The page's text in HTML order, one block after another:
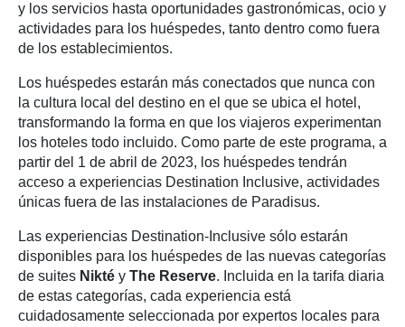
y los servicios hasta oportunidades gastronómicas, ocio y
actividades para los huéspedes, tanto dentro como fuera
de los establecimientos.
Los huéspedes estarán más conectados que nunca con
la cultura local del destino en el que se ubica el hotel,
transformando la forma en que los viajeros experimentan
los hoteles todo incluido. Como parte de este programa, a
partir del 1 de abril de 2023, los huéspedes tendrán
acceso a experiencias Destination Inclusive, actividades
únicas fuera de las instalaciones de Paradisus.
Las experiencias Destination-Inclusive sólo estarán
disponibles para los huéspedes de las nuevas categorías
de suites Nikté y The Reserve. Incluida en la tarifa diaria
de estas categorías, cada experiencia está
cuidadosamente seleccionada por expertos locales para